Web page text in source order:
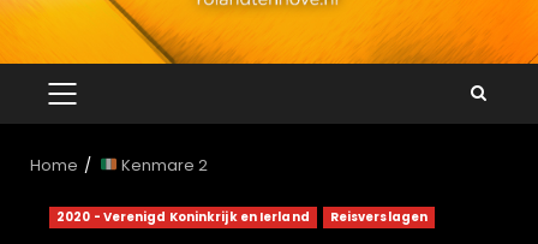
PRIMAIR
MENU
Home Kenmare 2
2020 - Verenigd Koninkrijk en Ierland Reisverslagen